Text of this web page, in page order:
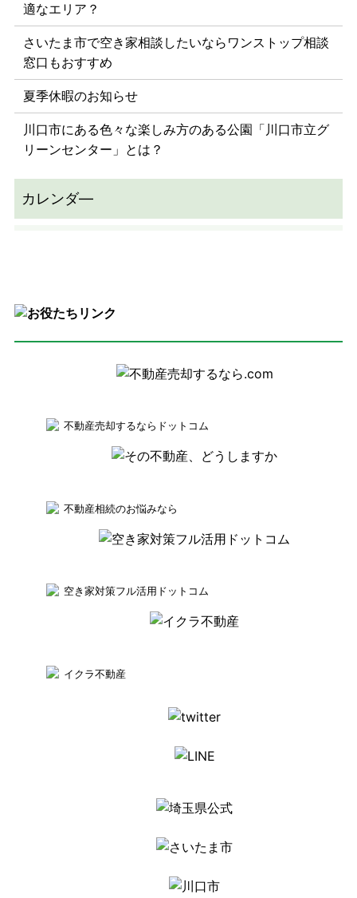
適なエリア？
さいたま市で空き家相談したいならワンストップ相談
窓口もおすすめ
夏季休暇のお知らせ
川口市にある色々な楽しみ方のある公園「川口市立グ
リーンセンター」とは？
不動産売却するならドットコム
不動産相続のお悩みなら
空き家対策フル活用ドットコム
イクラ不動産